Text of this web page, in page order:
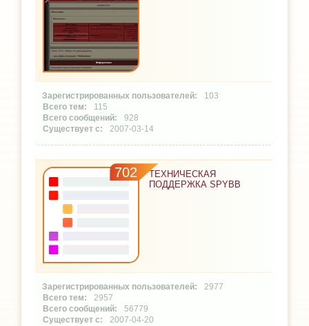
103
115
928
2007-03-14
702
ТЕХНИЧЕСКАЯ
ПОДДЕРЖКА SPYBB
2977
2957
56779
2007-04-20